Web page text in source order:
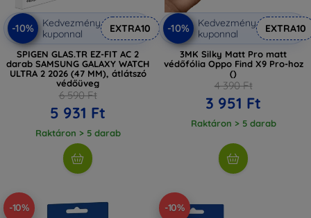
-10%
Kedvezmény
kuponnal
EXTRA10
SPIGEN GLAS.TR EZ-FIT AC 2
darab SAMSUNG GALAXY WATCH
ULTRA 2 2026 (47 MM), átlátszó
védőüveg
6 590 Ft
5 931 Ft
Raktáron > 5 darab
-10%
Kedvezmény
kuponnal
EXTRA10
3MK Silky Matt Pro matt
védőfólia Oppo Find X9 Pro-hoz
()
4 390 Ft
3 951 Ft
Raktáron > 5 darab
-10% -10%